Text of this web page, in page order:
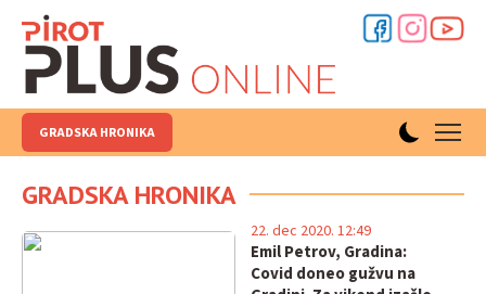
GRADSKA HRONIKA
GRADSKA HRONIKA
Emil Petrov, Gradina:
Covid doneo gužvu na
22. dec 2020. 12:49